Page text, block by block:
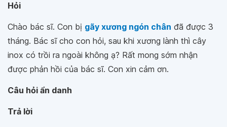
Hỏi
Chào bác sĩ. Con bị gãy xương ngón chân đã được 3
tháng. Bác sĩ cho con hỏi, sau khi xương lành thì cây
inox có trồi ra ngoài không ạ? Rất mong sớm nhận
được phản hồi của bác sĩ. Con xin cảm ơn.
Câu hỏi ẩn danh
Trả lời